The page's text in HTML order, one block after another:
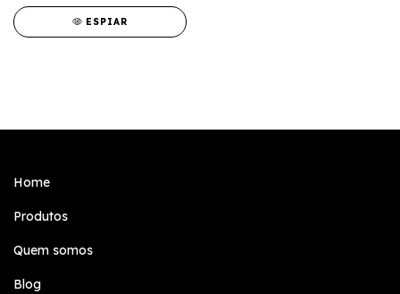
ESPIAR
Home
Produtos
Quem somos
Blog